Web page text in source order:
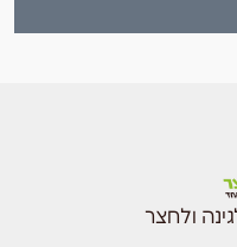
ולחצר